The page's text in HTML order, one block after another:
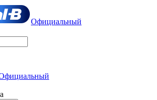
Официальный